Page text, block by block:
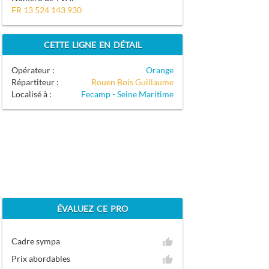
FR 13 524 143 930
CETTE LIGNE EN DÉTAIL
Opérateur :
Orange
Répartiteur :
Rouen Bois Guillaume
Localisé à :
Fecamp - Seine Maritime
ÉVALUEZ CE PRO
Cadre sympa
Prix abordables